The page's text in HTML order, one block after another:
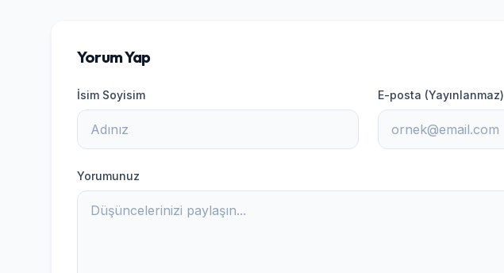
Yorum Yap
İsim Soyisim E-posta (Yayınlanmaz)
Yorumunuz